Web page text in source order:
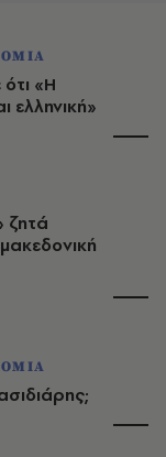
«Η
ελληνική»
ζητά